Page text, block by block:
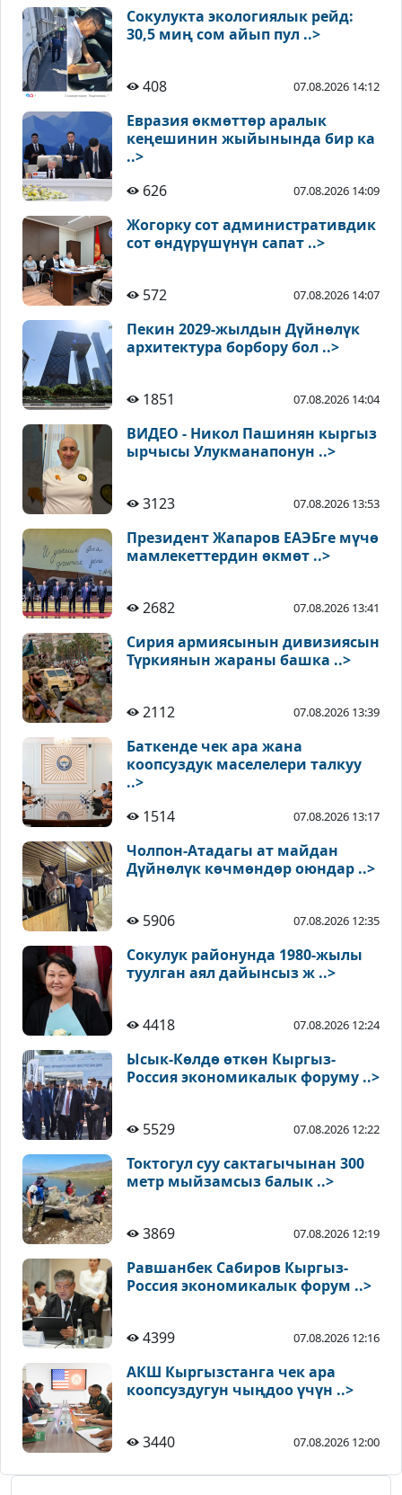
Сокулукта экологиялык рейд:
30,5 миң сом айып пул ..>
408 07.08.2026 14:12
Евразия өкмөттөр аралык
кеңешинин жыйынында бир ка
..>
626
07.08.2026 14:09
Жогорку сот административдик
сот өндүрүшүнүн сапат ..>
572 07.08.2026 14:07
Пекин 2029-жылдын Дүйнөлүк
архитектура борбору бол ..>
1851 07.08.2026 14:04
ВИДЕО - Никол Пашинян кыргыз
ырчысы Улукманапонун ..>
3123 07.08.2026 13:53
Президент Жапаров ЕАЭБге мүчө
мамлекеттердин өкмөт ..>
2682 07.08.2026 13:41
Сирия армиясынын дивизиясын
Түркиянын жараны башка ..>
2112 07.08.2026 13:39
Баткенде чек ара жана
коопсуздук маселелери талкуу
..>
1514
07.08.2026 13:17
Чолпон-Атадагы ат майдан
Дүйнөлүк көчмөндөр оюндар ..>
5906 07.08.2026 12:35
Сокулук районунда 1980-жылы
туулган аял дайынсыз ж ..>
4418 07.08.2026 12:24
Ысык-Көлдө өткөн Кыргыз-
Россия экономикалык форуму ..>
5529 07.08.2026 12:22
Токтогул суу сактагычынан 300
метр мыйзамсыз балык ..>
3869 07.08.2026 12:19
Равшанбек Сабиров Кыргыз-
Россия экономикалык форум ..>
4399 07.08.2026 12:16
АКШ Кыргызстанга чек ара
коопсуздугун чыңдоо үчүн ..>
3440 07.08.2026 12:00